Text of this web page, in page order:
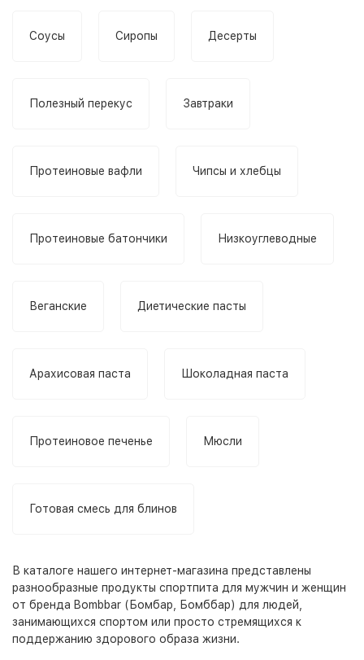
Соусы Сиропы Десерты
Полезный перекус Завтраки
Протеиновые вафли Чипсы и хлебцы
Протеиновые батончики Низкоуглеводные
Веганские Диетические пасты
Арахисовая паста Шоколадная паста
Протеиновое печенье Мюсли
Готовая смесь для блинов
В каталоге нашего интернет-магазина представлены
разнообразные продукты спортпита для мужчин и женщин
от бренда Bombbar (Бомбар, Бомббар) для людей,
занимающихся спортом или просто стремящихся к
поддержанию здорового образа жизни.